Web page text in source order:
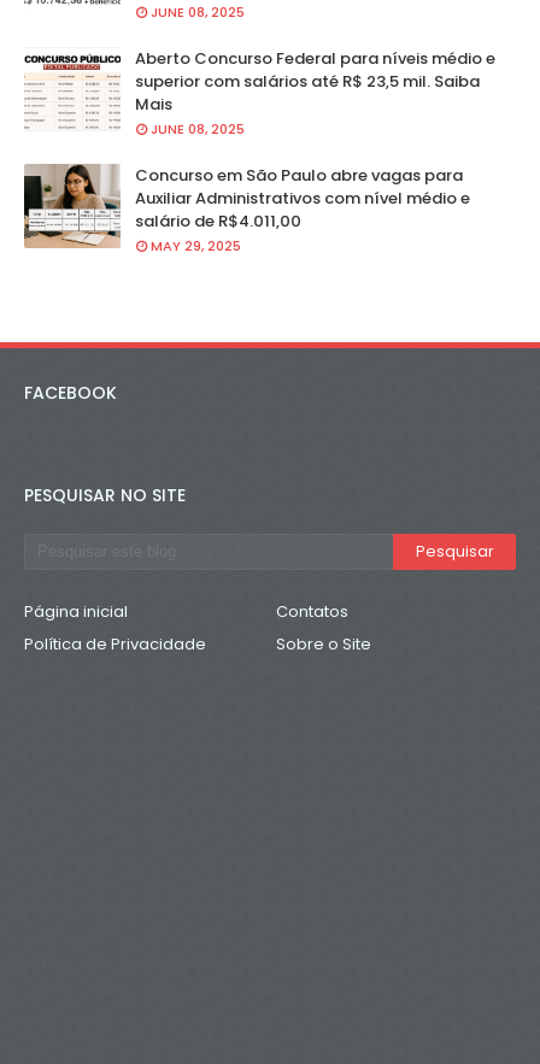
JUNE 08, 2025
Aberto Concurso Federal para níveis médio e
superior com salários até R$ 23,5 mil. Saiba
Mais
JUNE 08, 2025
Concurso em São Paulo abre vagas para
Auxiliar Administrativos com nível médio e
salário de R$4.011,00
MAY 29, 2025
FACEBOOK
PESQUISAR NO SITE
Página inicial
Contatos
Política de Privacidade
Sobre o Site